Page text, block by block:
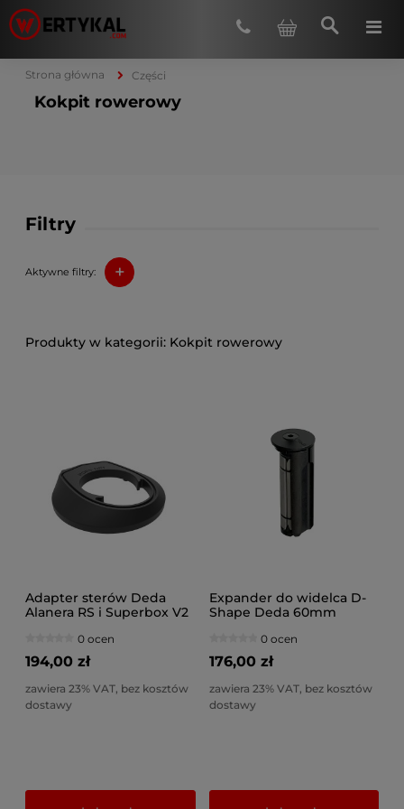
Strona główna Części
Kokpit rowerowy
Filtry
Aktywne filtry: +
Kokpit rowerowy
Adapter sterów Deda
Alanera RS i Superbox V2
Carrera SL Air Pro, Phibra
Disc
0 ocen
194,00 zł
zawiera 23% VAT, bez kosztów
dostawy
Expander do widelca D-
Shape Deda 60mm
0 ocen
176,00 zł
zawiera 23% VAT, bez kosztów
dostawy